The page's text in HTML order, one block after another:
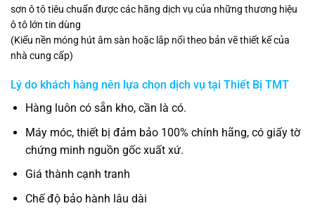
sơn ô tô tiêu chuẩn được các hãng dịch vụ của những thương hiệu
ô tô lớn tin dùng
(Kiểu nền móng hút âm sàn hoặc lắp nổi theo bản vẽ thiết kế của
nhà cung cấp)
Lý do khách hàng nên lựa chọn dịch vụ tại Thiết Bị TMT
Hàng luôn có sẵn kho, cần là có.
Máy móc, thiết bị đảm bảo 100% chính hãng, có giấy tờ
chứng minh nguồn gốc xuất xứ.
Giá thành cạnh tranh
Chế độ bảo hành lâu dài